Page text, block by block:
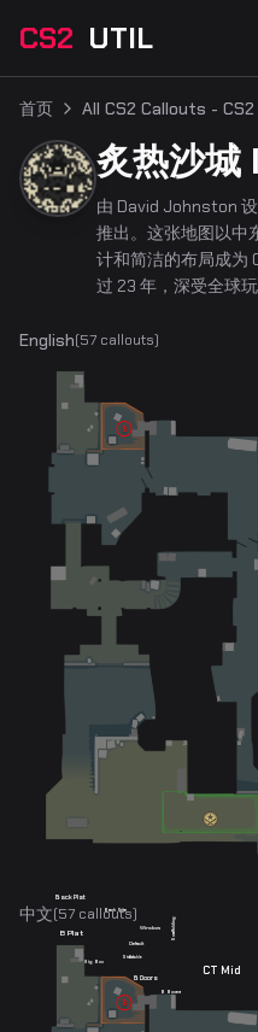
CS2 UTIL
首页
炙热沙城
由 David Johnston
推出。这张地图以中
计和简洁的布局成为
过 23 年，深受全球玩
English(57 callouts)
Back Plat
B Plat
Back Site
Big Box
Double
Stack
Window
Default
B Car
B Doors
Scaffolding
B Boxes
CT Mid
中文(57 callouts)